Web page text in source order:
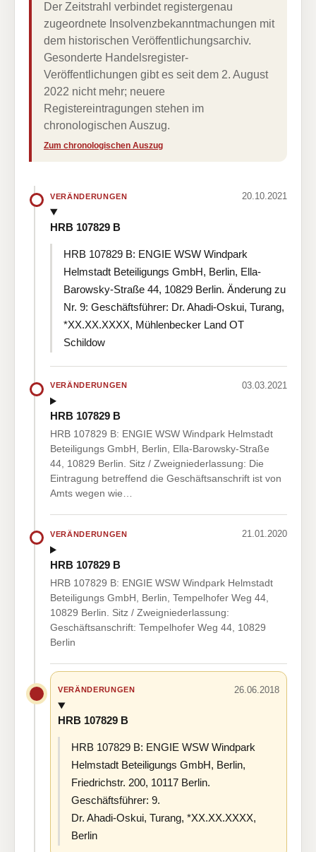
Der Zeitstrahl verbindet registergenau
zugeordnete Insolvenzbekanntmachungen mit
dem historischen Veröffentlichungsarchiv.
Gesonderte Handelsregister-
Veröffentlichungen gibt es seit dem 2. August
2022 nicht mehr; neuere
Registereintragungen stehen im
chronologischen Auszug.
Zum chronologischen Auszug
VERÄNDERUNGEN 20.10.2021
HRB 107829 B
HRB 107829 B: ENGIE WSW Windpark
Helmstadt Beteiligungs GmbH, Berlin, Ella-
Barowsky-Straße 44, 10829 Berlin. Änderung zu
Nr. 9: Geschäftsführer: Dr. Ahadi-Oskui, Turang,
*XX.XX.XXXX, Mühlenbecker Land OT
Schildow
VERÄNDERUNGEN 03.03.2021
HRB 107829 B
HRB 107829 B: ENGIE WSW Windpark Helmstadt
Beteiligungs GmbH, Berlin, Ella-Barowsky-Straße
44, 10829 Berlin. Sitz / Zweigniederlassung: Die
Eintragung betreffend die Geschäftsanschrift ist von
Amts wegen wie…
VERÄNDERUNGEN 21.01.2020
HRB 107829 B
HRB 107829 B: ENGIE WSW Windpark Helmstadt
Beteiligungs GmbH, Berlin, Tempelhofer Weg 44,
10829 Berlin. Sitz / Zweigniederlassung:
Geschäftsanschrift: Tempelhofer Weg 44, 10829
Berlin
VERÄNDERUNGEN 26.06.2018
HRB 107829 B
HRB 107829 B: ENGIE WSW Windpark
Helmstadt Beteiligungs GmbH, Berlin,
Friedrichstr. 200, 10117 Berlin.
Geschäftsführer: 9.
Dr. Ahadi-Oskui, Turang, *XX.XX.XXXX,
Berlin